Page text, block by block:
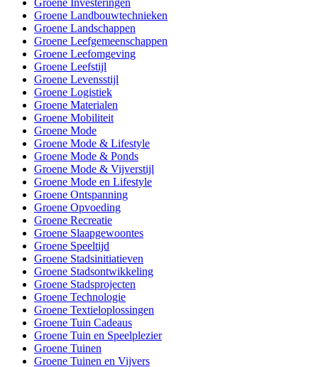
Groene Investeringen
Groene Landbouwtechnieken
Groene Landschappen
Groene Leefgemeenschappen
Groene Leefomgeving
Groene Leefstijl
Groene Levensstijl
Groene Logistiek
Groene Materialen
Groene Mobiliteit
Groene Mode
Groene Mode & Lifestyle
Groene Mode & Ponds
Groene Mode & Vijverstijl
Groene Mode en Lifestyle
Groene Ontspanning
Groene Opvoeding
Groene Recreatie
Groene Slaapgewoontes
Groene Speeltijd
Groene Stadsinitiatieven
Groene Stadsontwikkeling
Groene Stadsprojecten
Groene Technologie
Groene Textieloplossingen
Groene Tuin Cadeaus
Groene Tuin en Speelplezier
Groene Tuinen
Groene Tuinen en Vijvers